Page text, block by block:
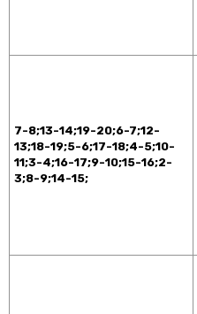
7-8;13-14;19-20;6-7;12-
13;18-19;5-6;17-18;4-5;10-
11;3-4;16-17;9-10;15-16;2-
3;8-9;14-15;